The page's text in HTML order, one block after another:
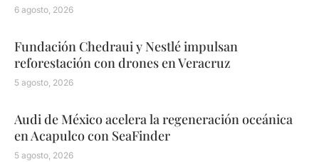
6 agosto, 2026
Fundación Chedraui y Nestlé impulsan
reforestación con drones en Veracruz
5 agosto, 2026
Audi de México acelera la regeneración oceánica
en Acapulco con SeaFinder
5 agosto, 2026